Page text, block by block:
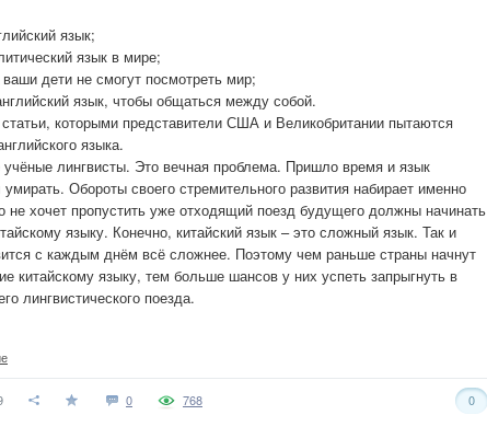
язык;
язык в мире;
ваши дети не смогут посмотреть мир;
язык, чтобы общаться между собой.
которыми представители США и Великобритании пытаются
языка.
лингвисты. Это вечная проблема. Пришло время и язык
Обороты своего стремительного развития набирает именно
не хочет пропустить уже отходящий поезд будущего должны начинать
языку. Конечно, китайский язык – это сложный язык. Так и
с каждым днём всё сложнее. Поэтому чем раньше страны начнут
китайскому языку, тем больше шансов у них успеть запрыгнуть в
лингвистического поезда.
0 0
768